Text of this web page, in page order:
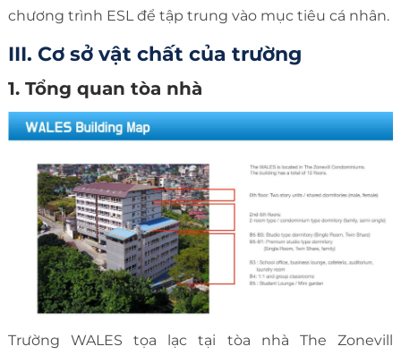
chương trình ESL để tập trung vào mục tiêu cá nhân.
III. Cơ sở vật chất của trường
1. Tổng quan tòa nhà
Trường WALES tọa lạc tại tòa nhà The Zonevill